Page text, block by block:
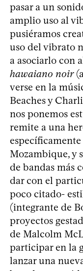
pasar a un
amplio uso al
pusiéramos
uso del vibrato
a asociarlo con
hawaiano noir
verse en la
Beaches y
nos ponemos
remite a una
Mozambique, y
de bandas más
dar con el
poco citado-
(integrante de
proyectos
de Malcolm
participar en la
lanzar una